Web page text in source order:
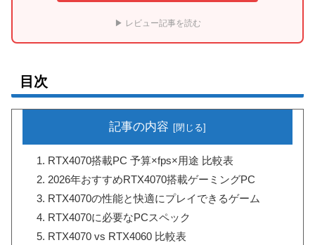
▶ レビュー記事を読む
目次
記事の内容
RTX4070搭載PC 予算×fps×用途 比較表
2026年おすすめRTX4070搭載ゲーミングPC
RTX4070の性能と快適にプレイできるゲーム
RTX4070に必要なPCスペック
RTX4070 vs RTX4060 比較表